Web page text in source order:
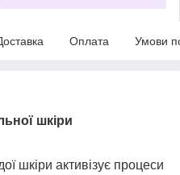
Оплата Умови
шкіри
шкіри активізує процеси